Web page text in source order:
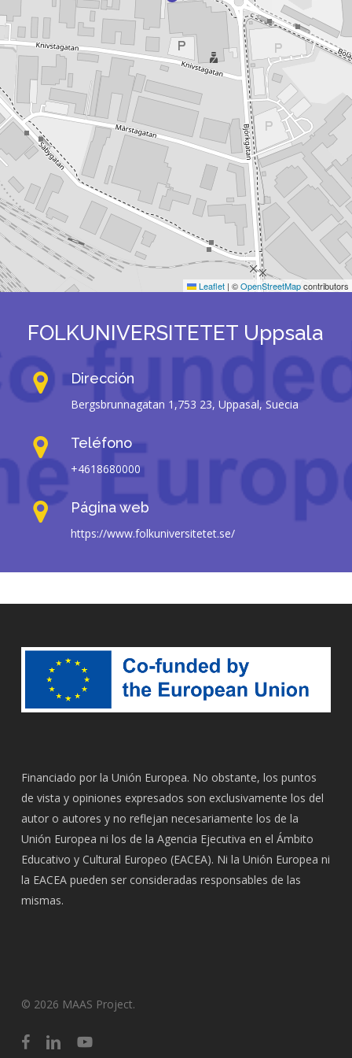
Leaflet | ©OpenStreetMapcontributors
FOLKUNIVERSITETET Uppsala
Dirección
Bergsbrunnagatan 1,753 23, Uppasal, Suecia
Teléfono
+4618680000
Página web
https://www.folkuniversitetet.se/
Financiado por la Unión Europea. No obstante, los puntos
de vista y opiniones expresados son exclusivamente los del
autor o autores y no reflejan necesariamente los de la
Unión Europea ni los de la Agencia Ejecutiva en el Ámbito
Educativo y Cultural Europeo (EACEA). Ni la Unión Europea ni
la EACEA pueden ser consideradas responsables de las
mismas.
© 2026 MAAS Project.
facebooklinkedinyoutube